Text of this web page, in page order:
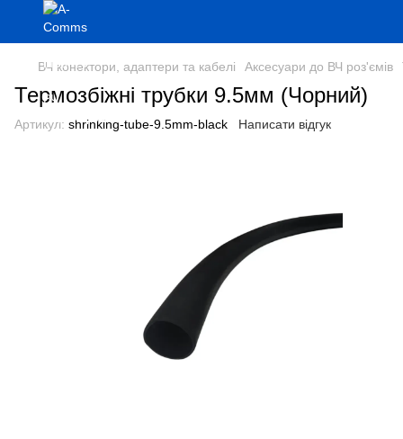
ВЧ конектори, адаптери та кабелі Аксесуари до ВЧ роз'ємів
Термозбіжні трубки 9.5мм (Чорний)
Артикул: shrinking-tube-9.5mm-black Написати відгук